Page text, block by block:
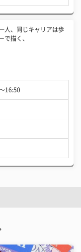
人、同じキャリアは歩
で描く、
16:50